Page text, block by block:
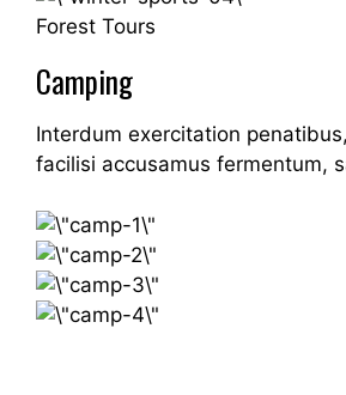
Forest Tours
Camping
Interdum exercitation
facilisi accusamus fermentum,